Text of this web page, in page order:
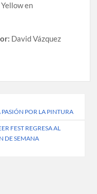
en
David Vázquez
PASIÓN POR LA PINTURA
FEST REGRESA AL
DE SEMANA